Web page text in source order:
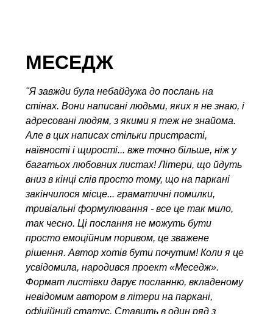
МЕСЕДЖ
"Я завжди була небайдужа до послань на
стінах. Вони написані людьми, яких я не знаю, і
адресовані людям, з якими я теж не знайома.
Але в цих написах стільки пристрасті,
наївності і щирості... вже точно більше, ніж у
багатьох любовних листах! Літери, що йдуть
вниз в кінці слів просто тому, що на паркані
закінчилося місце... граматичні помилки,
тривіальні формулювання - все це так мило,
так чесно. Ці послання не можуть бути
просто емоційним поривом, це зважене
рішення. Автор хотів бути почутим! Коли я це
усвідомила, народився проект «Меседж».
Формат листівки дарує посланню, вкладеному
невідомим автором в літери на паркані,
офіційний статус. Ставить в один ряд з